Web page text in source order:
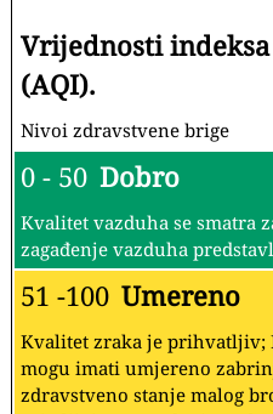
Vrijednosti
(AQI).
Nivoi zdravstvene brige
0 - 50 Dobro
Kvalitet vazduha se smatra
zagađenje vazduha
51 -100 Umereno
Kvalitet zraka je prihvatljiv;
mogu imati umjereno
zdravstveno stanje malog